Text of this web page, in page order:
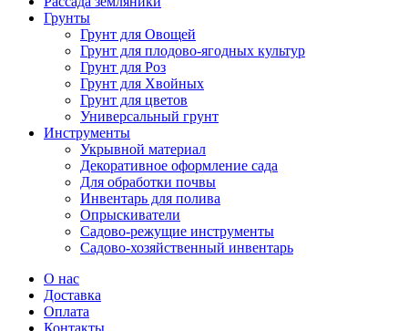
Грунты
Грунт для Овощей
Грунт для плодово-ягодных культур
Грунт для Роз
Грунт для Хвойных
Грунт для цветов
Универсальный грунт
Инструменты
Укрывной материал
Декоративное оформление сада
Для обработки почвы
Инвентарь для полива
Опрыскиватели
Садово-режущие инструменты
Садово-хозяйственный инвентарь
О нас
Доставка
Оплата
Контакты